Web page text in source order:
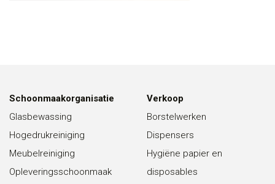
Schoonmaakorganisatie
Glasbewassing
Hogedrukreiniging
Meubelreiniging
Opleveringsschoonmaak
Verkoop
Borstelwerken
Dispensers
Hygiëne papier en
disposables